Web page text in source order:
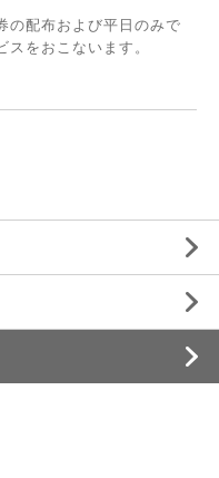
の配布および平日のみで
をおこないます。